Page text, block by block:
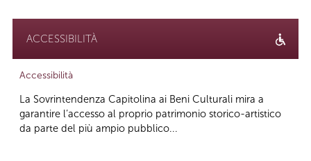
ACCESSIBILITÀ
Accessibilità
La Sovrintendenza Capitolina ai Beni Culturali mira a
garantire l’accesso al proprio patrimonio storico-artistico
da parte del più ampio pubblico...